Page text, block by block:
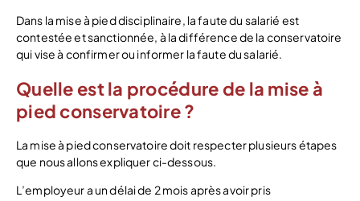
Dans la mise à pied disciplinaire, la faute du salarié est
contestée et sanctionnée, à la différence de la conservatoire
qui vise à confirmer ou informer la faute du salarié.
Quelle est la procédure de la mise à
pied conservatoire ?
La mise à pied conservatoire doit respecter plusieurs étapes
que nous allons expliquer ci-dessous.
L’employeur a un délai de 2 mois après avoir pris